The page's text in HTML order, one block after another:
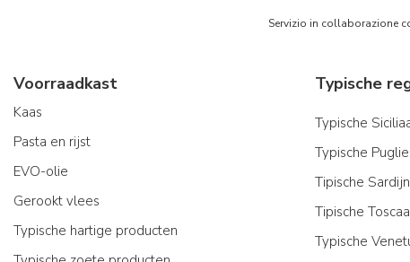
Servizio in collaborazione
Voorraadkast
Kaas
Pasta en rijst
EVO-olie
Gerookt vlees
Typische hartige producten
Typische
Typische
Tipische
Tipische
Typische